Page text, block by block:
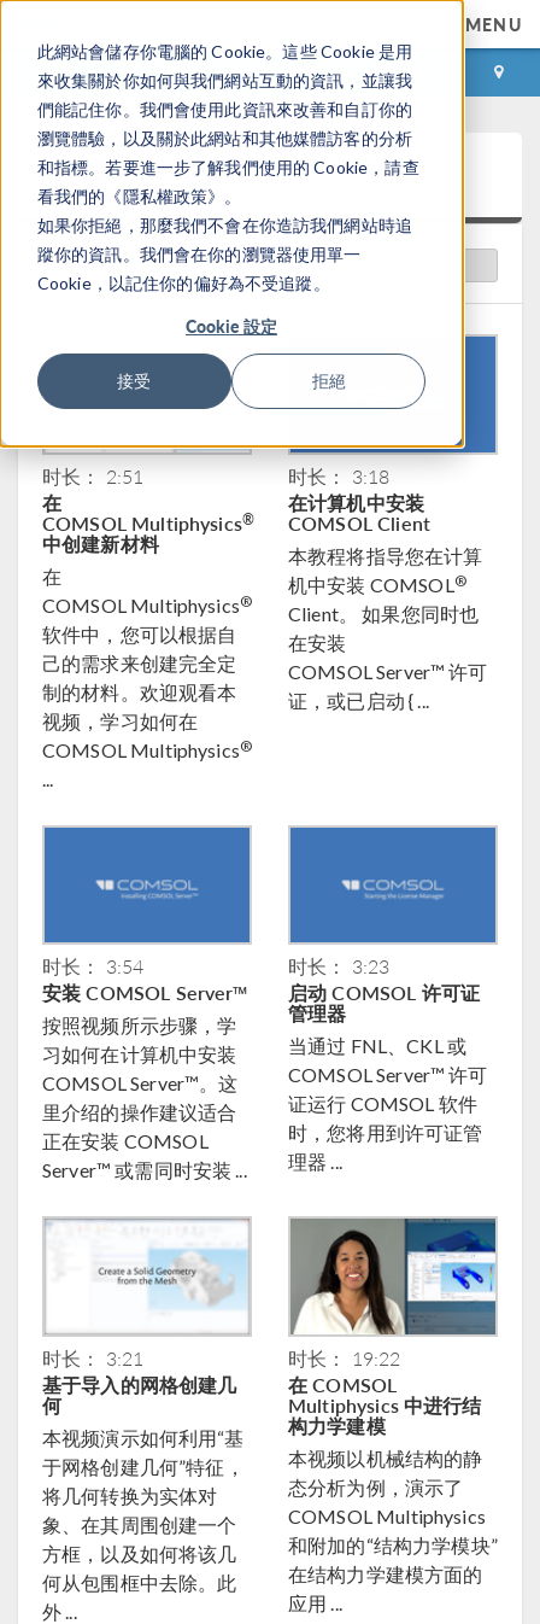
此網站會儲存你電腦的 Cookie。這些 Cookie 是用
來收集關於你如何與我們網站互動的資訊，並讓我
們能記住你。我們會使用此資訊來改善和自訂你的
瀏覽體驗，以及關於此網站和其他媒體訪客的分析
和指標。若要進一步了解我們使用的 Cookie，請查
看我們的《隱私權政策》。
如果你拒絕，那麼我們不會在你造訪我們網站時追
蹤你的資訊。我們會在你的瀏覽器使用單一
Cookie，以記住你的偏好為不受追蹤。
Cookie 設定
接受 拒絕
MENU
登录 咨询与购买
视频中心
推荐视频
时长： 2:51
在
COMSOL Multiphysics®
中创建新材料
在
COMSOL Multiphysics®
软件中，您可以根据自
己的需求来创建完全定
制的材料。欢迎观看本
视频，学习如何在
COMSOL Multiphysics®
时长： 3:18
在计算机中安装
COMSOL Client
本教程将指导您在计算
机中安装 COMSOL ®
Client。 如果您同时也
在安装
COMSOL Server™ 许可
证，或已启动 { ...
时长： 3:54
安装 COMSOL Server™
按照视频所示步骤，学
习如何在计算机中安装
COMSOL Server™。这
里介绍的操作建议适合
正在安装 COMSOL
Server™ 或需同时安装 ...
时长： 3:23
启动 COMSOL 许可证
管理器
当通过 FNL、CKL 或
COMSOL Server™ 许可
证运行 COMSOL 软件
时，您将用到许可证管
理器 ...
时长： 3:21
基于导入的网格创建几
何
本视频演示如何利用“基
于网格创建几何”特征，
将几何转换为实体对
象、在其周围创建一个
方框，以及如何将该几
何从包围框中去除。此
外 ...
时长： 19:22
在 COMSOL
Multiphysics 中进行结
构力学建模
本视频以机械结构的静
态分析为例，演示了
COMSOL Multiphysics
和附加的“结构力学模块”
在结构力学建模方面的
应用 ...